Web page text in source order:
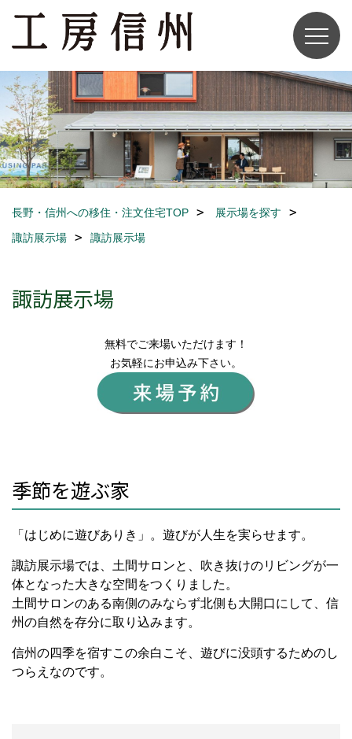
長野・信州への移住・注文住宅TOP
展示場を探す
諏訪展示場
諏訪展示場
諏訪展示場
無料でご来場いただけます！
お気軽にお申込み下さい。
季節を遊ぶ家
「はじめに遊びありき」。遊びが人生を実らせます。
諏訪展示場では、土間サロンと、吹き抜けのリビングが一
体となった大きな空間をつくりました。
土間サロンのある南側のみならず北側も大開口にして、信
州の自然を存分に取り込みます。
信州の四季を宿すこの余白こそ、遊びに没頭するためのし
つらえなのです。